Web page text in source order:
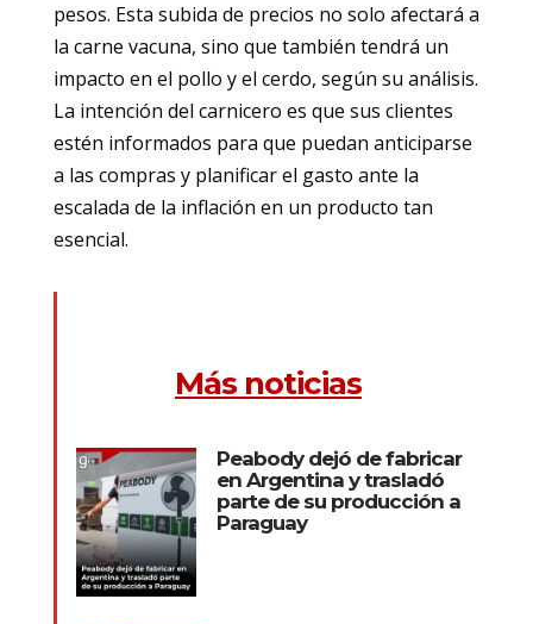
pesos. Esta subida de precios no solo afectará a
la carne vacuna, sino que también tendrá un
impacto en el pollo y el cerdo, según su análisis.
La intención del carnicero es que sus clientes
estén informados para que puedan anticiparse
a las compras y planificar el gasto ante la
escalada de la inflación en un producto tan
esencial.
Más noticias
Peabody dejó de fabricar
en Argentina y trasladó
parte de su producción a
Paraguay